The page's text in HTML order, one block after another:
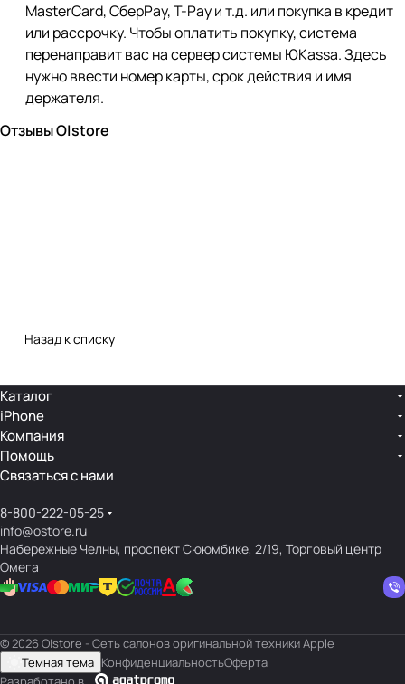
MasterCard, СберPay, Т-Pay и т.д. или покупка в кредит
или рассрочку. Чтобы оплатить покупку, система
перенаправит вас на сервер системы ЮKassa. Здесь
нужно ввести номер карты, срок действия и имя
держателя.
Отзывы O|store
Назад к списку
Каталог
iPhone
Компания
Помощь
Связаться с нами
8-800-222-05-25
info@ostore.ru
Набережные Челны, проспект Сююмбике, 2/19, Торговый центр
Омега
© 2026 O|store - Сеть салонов оригинальной техники Apple
Темная тема КонфиденциальностьОферта